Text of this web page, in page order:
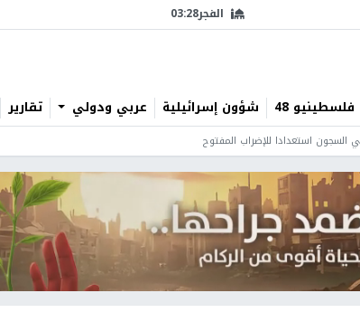
الفجر03:28
فلسطينيو 48 شؤون إسرائيلية عربي ودولي تقارير
السجون استعدادا للإضراب المفتوح